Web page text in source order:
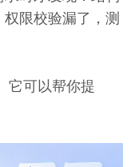
限校验漏了，测
它可以帮你提